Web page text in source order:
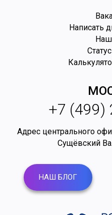
Написать
Наш
+7 (499)
Адрес центрального
Сущёвский
НАШ БЛОГ